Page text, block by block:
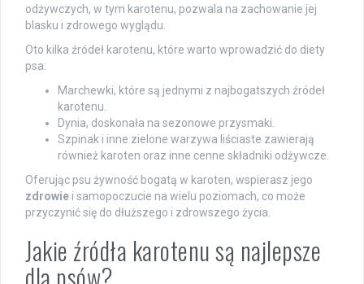
odżywczych, w tym karotenu, pozwala na zachowanie jej
blasku i zdrowego wyglądu.
Oto kilka źródeł karotenu, które warto wprowadzić do diety
psa:
Marchewki, które są jednymi z najbogatszych źródeł
karotenu.
Dynia, doskonała na sezonowe przysmaki.
Szpinak i inne zielone warzywa liściaste zawierają
również karoten oraz inne cenne składniki odżywcze.
Oferując psu żywność bogatą w karoten, wspierasz jego
zdrowie i samopoczucie na wielu poziomach, co może
przyczynić się do dłuższego i zdrowszego życia.
Jakie źródła karotenu są najlepsze